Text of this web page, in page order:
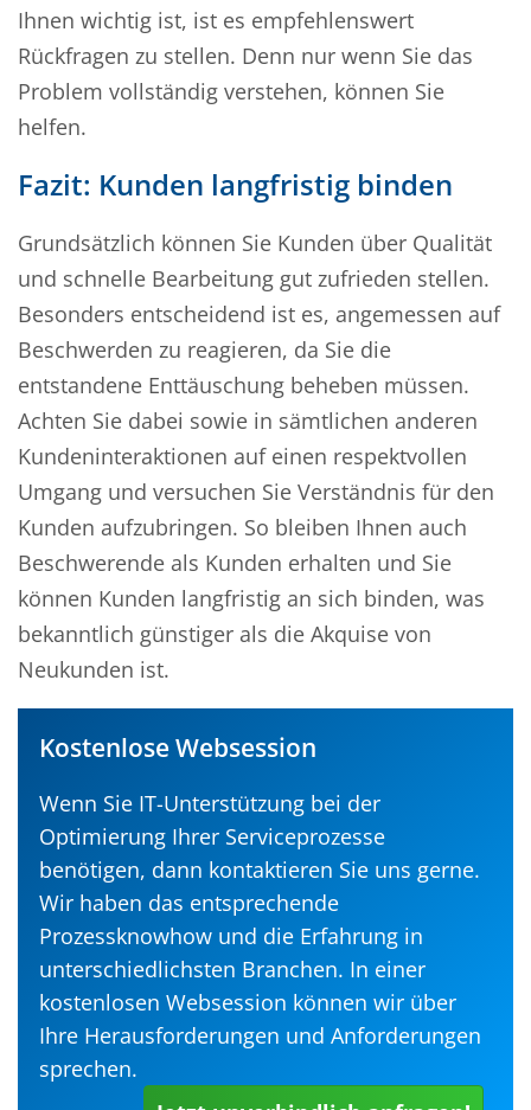
Ihnen wichtig ist, ist es empfehlenswert
Rückfragen zu stellen. Denn nur wenn Sie das
Problem vollständig verstehen, können Sie
helfen.
Fazit: Kunden langfristig binden
Grundsätzlich können Sie Kunden über Qualität
und schnelle Bearbeitung gut zufrieden stellen.
Besonders entscheidend ist es, angemessen auf
Beschwerden zu reagieren, da Sie die
entstandene Enttäuschung beheben müssen.
Achten Sie dabei sowie in sämtlichen anderen
Kundeninteraktionen auf einen respektvollen
Umgang und versuchen Sie Verständnis für den
Kunden aufzubringen. So bleiben Ihnen auch
Beschwerende als Kunden erhalten und Sie
können Kunden langfristig an sich binden, was
bekanntlich günstiger als die Akquise von
Neukunden ist.
Kostenlose Websession
Wenn Sie IT-Unterstützung bei der
Optimierung Ihrer Serviceprozesse
benötigen, dann kontaktieren Sie uns gerne.
Wir haben das entsprechende
Prozessknowhow und die Erfahrung in
unterschiedlichsten Branchen. In einer
kostenlosen Websession können wir über
Ihre Herausforderungen und Anforderungen
sprechen.